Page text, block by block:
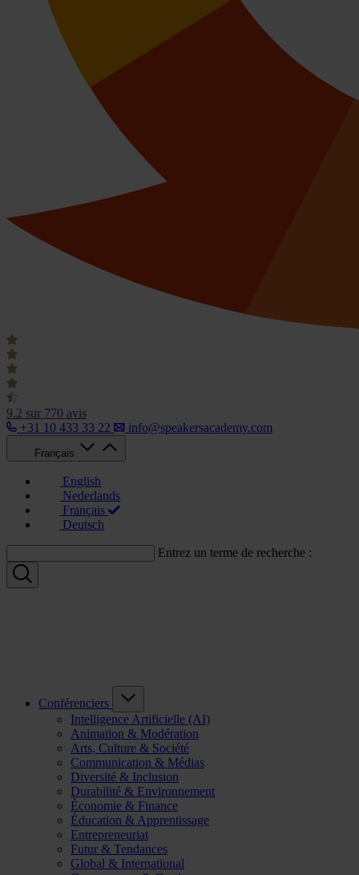
9.2 sur 770 avis
+31 10 433 33 22
info@speakersacademy.com
Français
English
Nederlands
Français
Deutsch
Entrez un terme de recherche :
Conférenciers
Intelligence Artificielle (AI)
Animation & Modération
Arts, Culture & Société
Communication & Médias
Diversité & Inclusion
Durabilité & Environnement
Économie & Finance
Éducation & Apprentissage
Entrepreneuriat
Futur & Tendances
Global & International